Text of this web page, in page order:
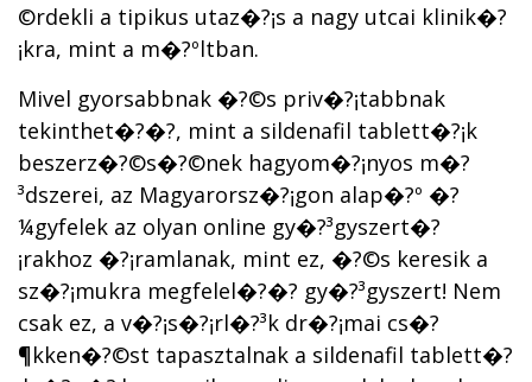
©rdekli a tipikus utaz�?¡s a nagy utcai klinik�?
¡kra, mint a m�?ºltban.
Mivel gyorsabbnak �?©s priv�?¡tabbnak
tekinthet�?�?, mint a sildenafil tablett�?¡k
beszerz�?©s�?©nek hagyom�?¡nyos m�?
³dszerei, az Magyarorsz�?¡gon alap�?º �?
¼gyfelek az olyan online gy�?³gyszert�?
¡rakhoz �?¡ramlanak, mint ez, �?©s keresik a
sz�?¡mukra megfelel�?�? gy�?³gyszert! Nem
csak ez, a v�?¡s�?¡rl�?³k dr�?¡mai cs�?
¶kken�?©st tapasztalnak a sildenafil tablett�?